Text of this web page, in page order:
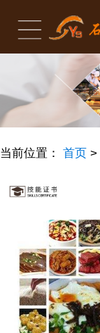
当前位置： 首页 >